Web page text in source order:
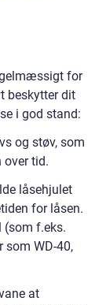
for
beskytter dit
i god stand:
og støv, som
over tid.
låsehjulet
for låsen.
(som f.eks.
som WD-40,
at